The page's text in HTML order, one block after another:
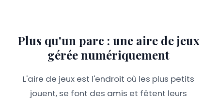
Plus qu'un parc : une aire de jeux
gérée numériquement
L'aire de jeux est l'endroit où les plus petits
jouent, se font des amis et fêtent leurs